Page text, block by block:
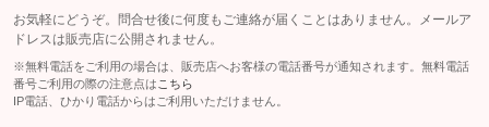
お気軽にどうぞ。問合せ後に何度もご連絡が届くことはありません。メールア
ドレスは販売店に公開されません。
※無料電話をご利用の場合は、販売店へお客様の電話番号が通知されます。無料電話
番号ご利用の際の注意点は こちら
IP電話、ひかり電話からはご利用いただけません。